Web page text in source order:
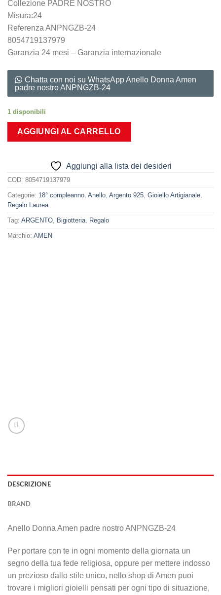
Collezione PADRE NOSTRO
Misura:24
Referenza ANPNGZB-24
8054719137979
Garanzia 24 mesi – Garanzia internazionale
Chatta con noi su WhatsApp Anello Donna Amen
padre nostro ANPNGZB-24
1 disponibili
AGGIUNGI AL CARRELLO
Aggiungi alla lista dei desideri
COD: 8054719137979
Categorie: 18° compleanno, Anello, Argento 925, Gioiello Artigianale,
Regalo Laurea
Tag: ARGENTO, Bigiotteria, Regalo
Marchio: AMEN
DESCRIZIONE
BRAND
Anello Donna Amen padre nostro ANPNGZB-24
Per portare con te in ogni momento della giornata un
segno della tua fede religiosa, oppure per mettere indosso
un prezioso dallo stile unico, nello shop di Amen puoi
trovare i migliori gioielli pensati per ogni tipo di situazione,